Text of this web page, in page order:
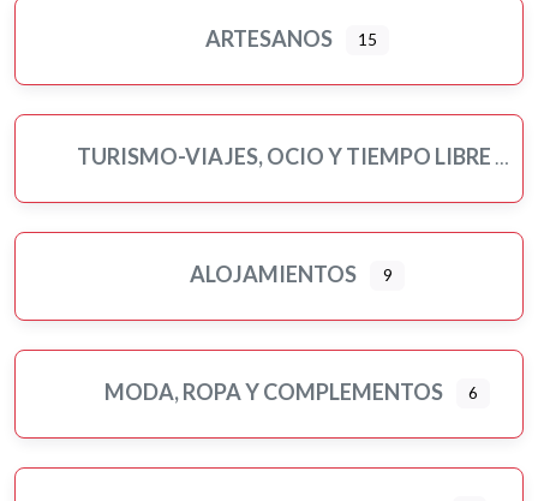
ARTESANOS 15
TURISMO-VIAJES, OCIO Y TIEMPO LIBRE
ALOJAMIENTOS 9
MODA, ROPA Y COMPLEMENTOS 6